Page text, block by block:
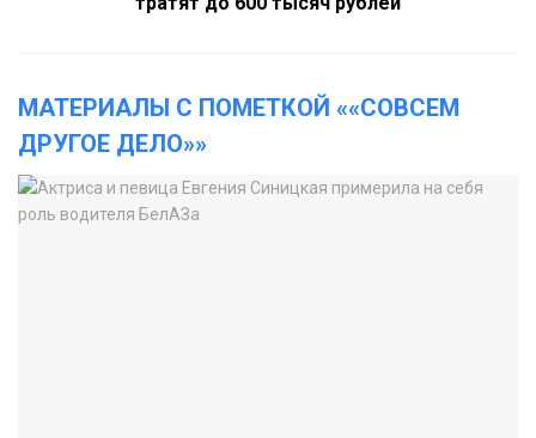
МАТЕРИАЛЫ С ПОМЕТКОЙ ««СОВСЕМ
ДРУГОЕ ДЕЛО»»